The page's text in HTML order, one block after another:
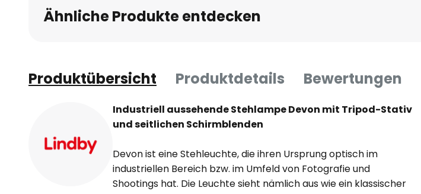
Bildgalerie
springen
Ähnliche Produkte entdecken
Produktübersicht Produktdetails Bewertungen
Industriell aussehende Stehlampe Devon mit Tripod-Stativ
und seitlichen Schirmblenden
Devon ist eine Stehleuchte, die ihren Ursprung optisch im
industriellen Bereich bzw. im Umfeld von Fotografie und
Shootings hat. Die Leuchte sieht nämlich aus wie ein klassischer